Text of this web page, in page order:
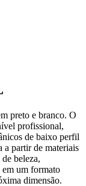
preto e branco. O
profissional,
de baixo perfil
a partir de materiais
beleza,
em um formato
dimensão.